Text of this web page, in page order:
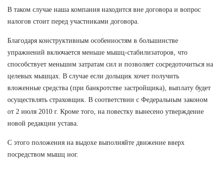
В таком случае наша компания находится вне договора и вопрос
налогов стоит перед участниками договора.
Благодаря конструктивным особенностям в большинстве
упражнений включается меньше мышц-стабилизаторов, что
способствует меньшим затратам сил и позволяет сосредоточиться на
целевых мышцах. В случае если дольщик хочет получить
вложенные средства (при банкротстве застройщика), выплату будет
осуществлять страховщик. В соответствии с Федеральным законом
от 2 июля 2010 г. Кроме того, на повестку вынесено утверждение
новой редакции устава.
С этого положения на выдохе выполняйте движение вверх
посредством мышц ног.